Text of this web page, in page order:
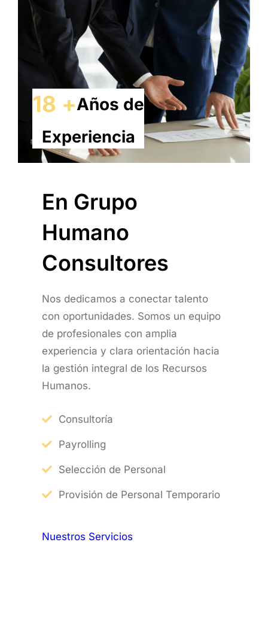
18 +Años de
Experiencia
En Grupo
Humano
Consultores
Nos dedicamos a conectar talento
con oportunidades. Somos un equipo
de profesionales con amplia
experiencia y clara orientación hacia
la gestión integral de los Recursos
Humanos.
Consultoría
Payrolling
Selección de Personal
Provisión de Personal Temporario
Nuestros Servicios